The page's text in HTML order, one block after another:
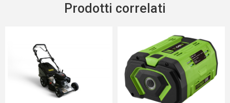
Prodotti correlati